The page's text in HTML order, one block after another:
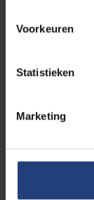
Voorkeuren
Statistieken
Marketing
Nee is nee,
grenzen
je eigen